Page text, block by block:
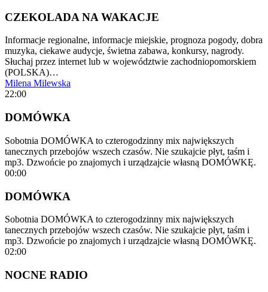
CZEKOLADA NA WAKACJE
Informacje regionalne, informacje miejskie, prognoza pogody, dobra
muzyka, ciekawe audycje, świetna zabawa, konkursy, nagrody.
Słuchaj przez internet lub w województwie zachodniopomorskiem
(POLSKA)…
Milena Milewska
22:00
DOMÓWKA
Sobotnia DOMÓWKA to czterogodzinny mix największych
tanecznych przebojów wszech czasów. Nie szukajcie płyt, taśm i
mp3. Dzwońcie po znajomych i urządzajcie własną DOMÓWKĘ.
00:00
DOMÓWKA
Sobotnia DOMÓWKA to czterogodzinny mix największych
tanecznych przebojów wszech czasów. Nie szukajcie płyt, taśm i
mp3. Dzwońcie po znajomych i urządzajcie własną DOMÓWKĘ.
02:00
NOCNE RADIO